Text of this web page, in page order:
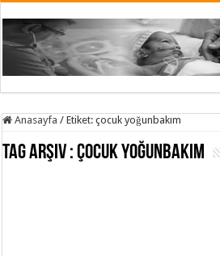
Anasayfa / Etiket:çocuk yoğunbakım
Tag Arşiv :çocuk yoğunbakım